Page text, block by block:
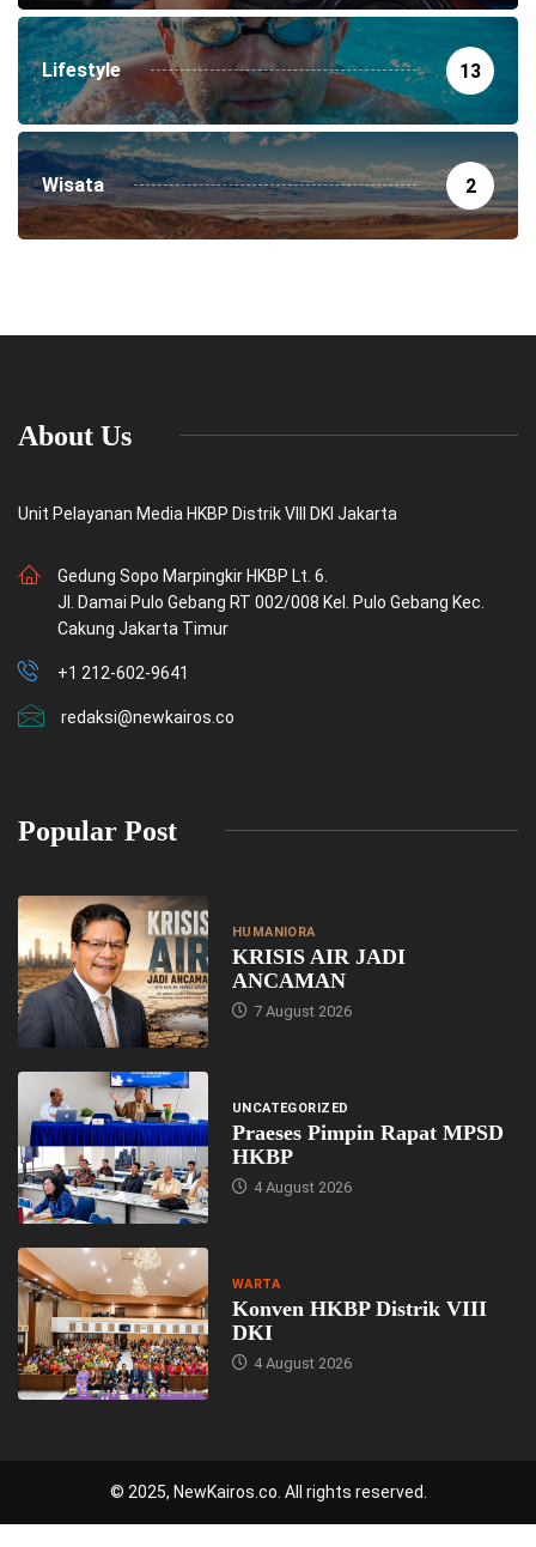
Lifestyle 13
Wisata 2
About Us
Unit Pelayanan Media HKBP Distrik VIII DKI Jakarta
Gedung Sopo Marpingkir HKBP Lt. 6.
Jl. Damai Pulo Gebang RT 002/008 Kel. Pulo Gebang Kec.
Cakung Jakarta Timur
+1 212-602-9641
redaksi@newkairos.co
Popular Post
HUMANIORA
KRISIS AIR JADI
ANCAMAN
7 August 2026
UNCATEGORIZED
Praeses Pimpin Rapat MPSD
HKBP
4 August 2026
WARTA
Konven HKBP Distrik VIII
DKI
4 August 2026
© 2025, NewKairos.co. All rights reserved.